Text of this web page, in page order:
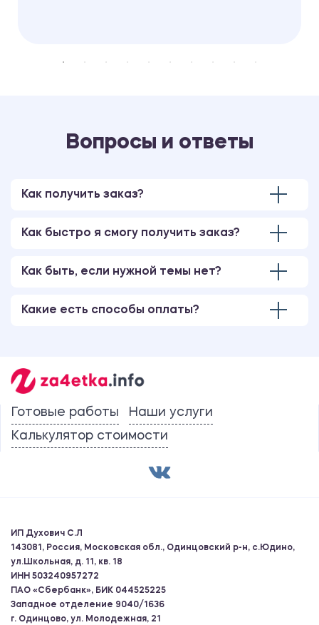
Вопросы и ответы
Как получить заказ?
Как быстро я смогу получить заказ?
Как быть, если нужной темы нет?
Какие есть способы оплаты?
Готовые работы
Наши услуги
Калькулятор стоимости
ИП Духович С.Л
143081, Россия, Московская обл., Одинцовский р-н, с.Юдино,
ул.Школьная, д. 11, кв. 18
ИНН 503240957272
ПАО «Сбербанк», БИК 044525225
Западное отделение 9040/1636
г. Одинцово, ул. Молодежная, 21